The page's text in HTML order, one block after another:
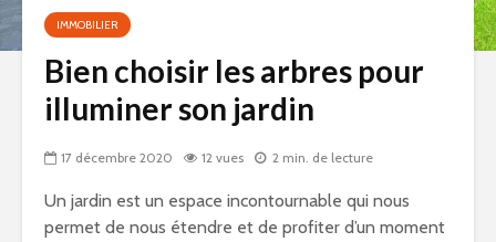
IMMOBILIER
Bien choisir les arbres pour
illuminer son jardin
17 décembre 2020 12 vues 2 min. de lecture
Un jardin est un espace incontournable qui nous
permet de nous étendre et de profiter d’un moment